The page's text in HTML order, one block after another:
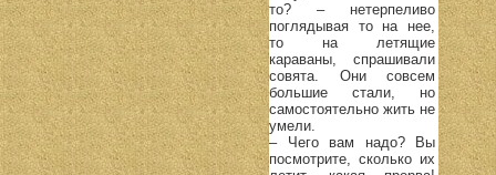
то? – нетерпеливо
поглядывая то на нее,
то на летящие
караваны, спрашивали
совята. Они совсем
большие стали, но
самостоятельно жить не
умели.
– Чего вам надо? Вы
посмотрите, сколько их